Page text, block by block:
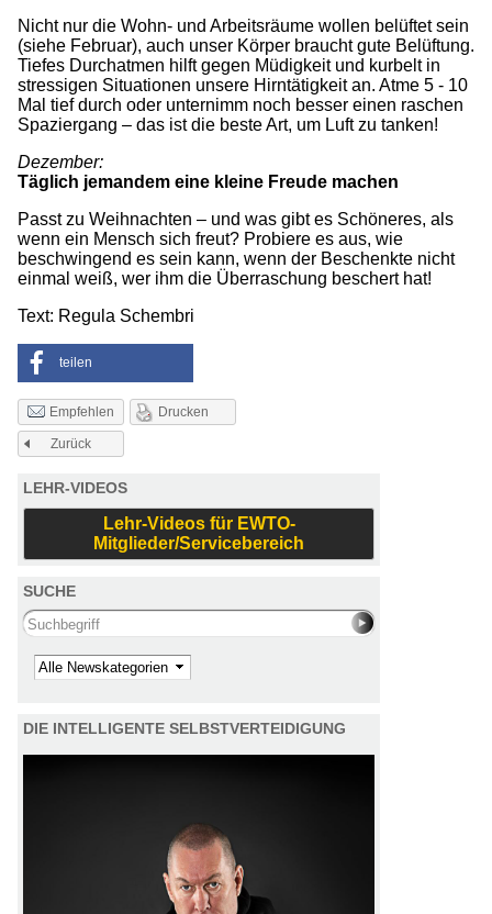
Nicht nur die Wohn- und Arbeitsräume wollen belüftet sein
(siehe Februar), auch unser Körper braucht gute Belüftung.
Tiefes Durchatmen hilft gegen Müdigkeit und kurbelt in
stressigen Situationen unsere Hirntätigkeit an. Atme 5 - 10
Mal tief durch oder unternimm noch besser einen raschen
Spaziergang – das ist die beste Art, um Luft zu tanken!
Dezember:
Täglich jemandem eine kleine Freude machen
Passt zu Weihnachten – und was gibt es Schöneres, als
wenn ein Mensch sich freut? Probiere es aus, wie
beschwingend es sein kann, wenn der Beschenkte nicht
einmal weiß, wer ihm die Überraschung beschert hat!
Text: Regula Schembri
teilen
Empfehlen Drucken
Zurück
LEHR-VIDEOS
Lehr-Videos für EWTO-
Mitglieder/Servicebereich
SUCHE
Search this site
Kategorie
DIE INTELLIGENTE SELBSTVERTEIDIGUNG